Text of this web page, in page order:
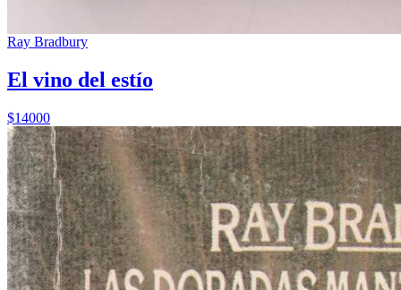
Ray Bradbury
El vino del estío
$14000